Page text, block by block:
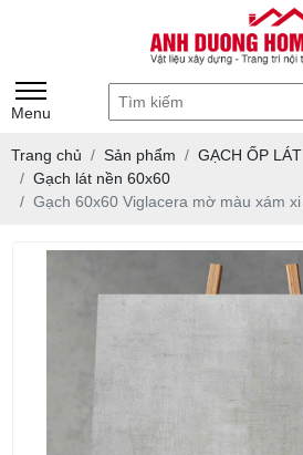
Menu
Trang chủ Sản phẩm GẠCH ỐP LÁT
Gạch lát nền 60x60
Gạch 60x60 Viglacera mờ màu xám